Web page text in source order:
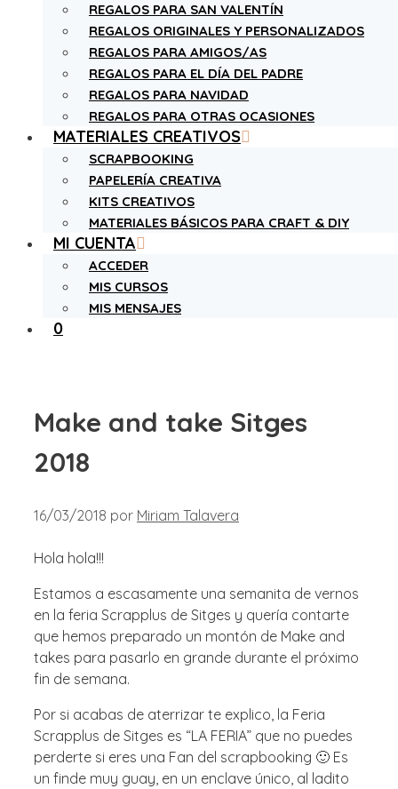
REGALOS PARA SAN VALENTÍN
REGALOS ORIGINALES Y PERSONALIZADOS
REGALOS PARA AMIGOS/AS
REGALOS PARA EL DÍA DEL PADRE
REGALOS PARA NAVIDAD
REGALOS PARA OTRAS OCASIONES
MATERIALES CREATIVOS
SCRAPBOOKING
PAPELERÍA CREATIVA
KITS CREATIVOS
MATERIALES BÁSICOS PARA CRAFT & DIY
MI CUENTA
ACCEDER
MIS CURSOS
MIS MENSAJES
0
Make and take Sitges
2018
16/03/2018 por Miriam Talavera
Hola hola!!!
Estamos a escasamente una semanita de vernos
en la feria Scrapplus de Sitges y quería contarte
que hemos preparado un montón de Make and
takes para pasarlo en grande durante el próximo
fin de semana.
Por si acabas de aterrizar te explico, la Feria
Scrapplus de Sitges es “LA FERIA” que no puedes
perderte si eres una Fan del scrapbooking 🙂 Es
un finde muy guay, en un enclave único, al ladito